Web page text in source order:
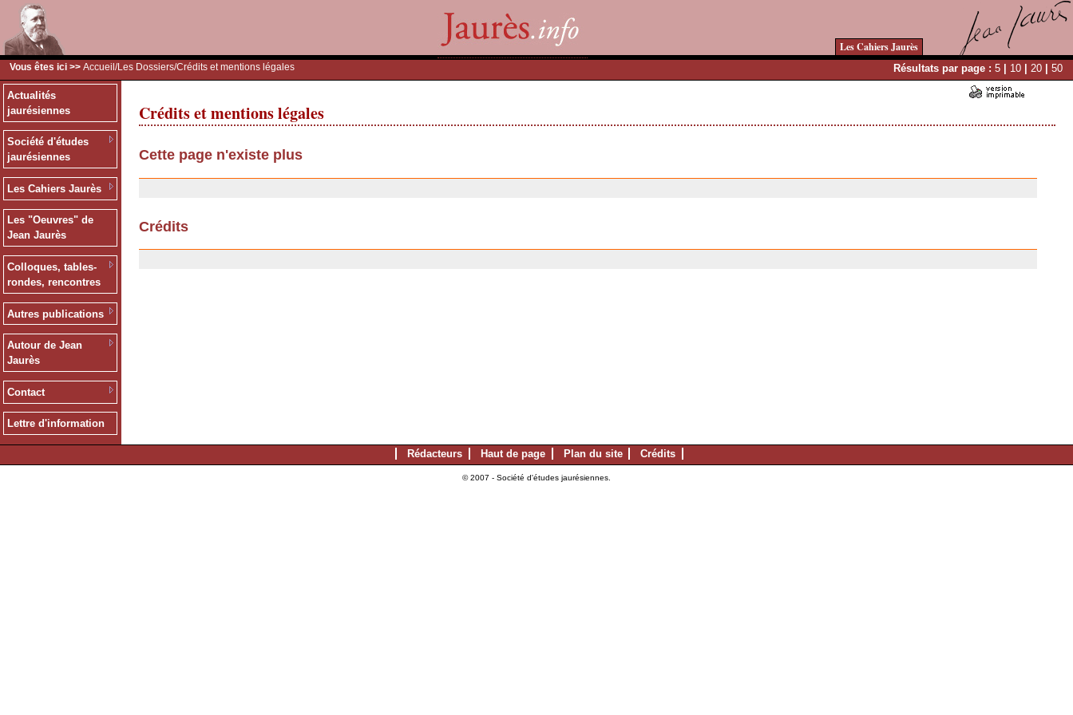
Les Cahiers Jaurès
Vous êtes ici >> Accueil /Les Dossiers/Crédits et mentions légales Résultats par page : 5 | 10 | 20 | 50
Actualités
jaurésiennes
Société d'études
jaurésiennes
Les Cahiers Jaurès
Les "Oeuvres" de
Jean Jaurès
Colloques, tables-
rondes, rencontres
Autres publications
Autour de Jean
Jaurès
Contact
Lettre d'information
Crédits et mentions légales
Cette page n'existe plus
Crédits
Rédacteurs Haut de page Plan du site Crédits
© 2007 - Société d'études jaurésiennes.